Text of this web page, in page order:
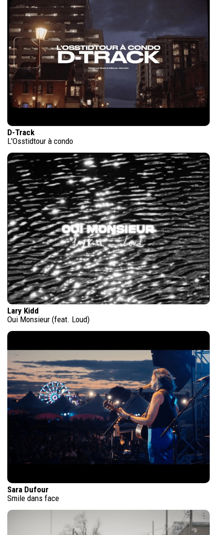
D-Track
L'Osstidtour à condo
Lary Kidd
Oui Monsieur (feat. Loud)
Sara Dufour
Smile dans face